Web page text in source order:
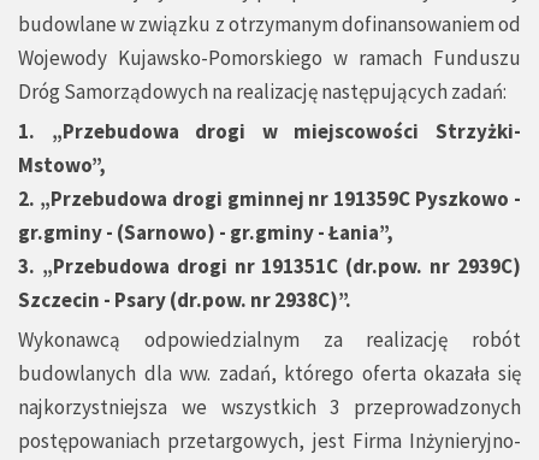
budowlane w związku z otrzymanym dofinansowaniem od
Wojewody Kujawsko-Pomorskiego w ramach Funduszu
Dróg Samorządowych na realizację następujących zadań:
1. „Przebudowa drogi w miejscowości Strzyżki-
Mstowo”,
2. „Przebudowa drogi gminnej nr 191359C Pyszkowo -
gr.gminy - (Sarnowo) - gr.gminy - Łania”,
3. „Przebudowa drogi nr 191351C (dr.pow. nr 2939C)
Szczecin - Psary (dr.pow. nr 2938C)”.
Wykonawcą odpowiedzialnym za realizację robót
budowlanych dla ww. zadań, którego oferta okazała się
najkorzystniejsza we wszystkich 3 przeprowadzonych
postępowaniach przetargowych, jest Firma Inżynieryjno-